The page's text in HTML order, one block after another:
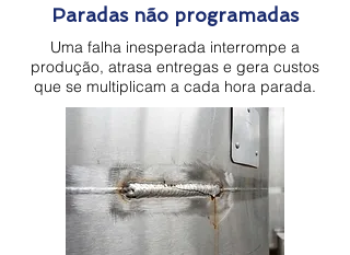
Paradas não programadas
Uma falha inesperada interrompe a
produção, atrasa entregas e gera custos
que se multiplicam a cada hora parada.